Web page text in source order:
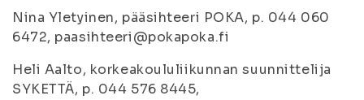
Nina Yletyinen, pääsihteeri POKA, p. 044 060
6472, paasihteeri@pokapoka.fi
Heli Aalto, korkeakoululiikunnan suunnittelija
SYKETTÄ, p. 044 576 8445,